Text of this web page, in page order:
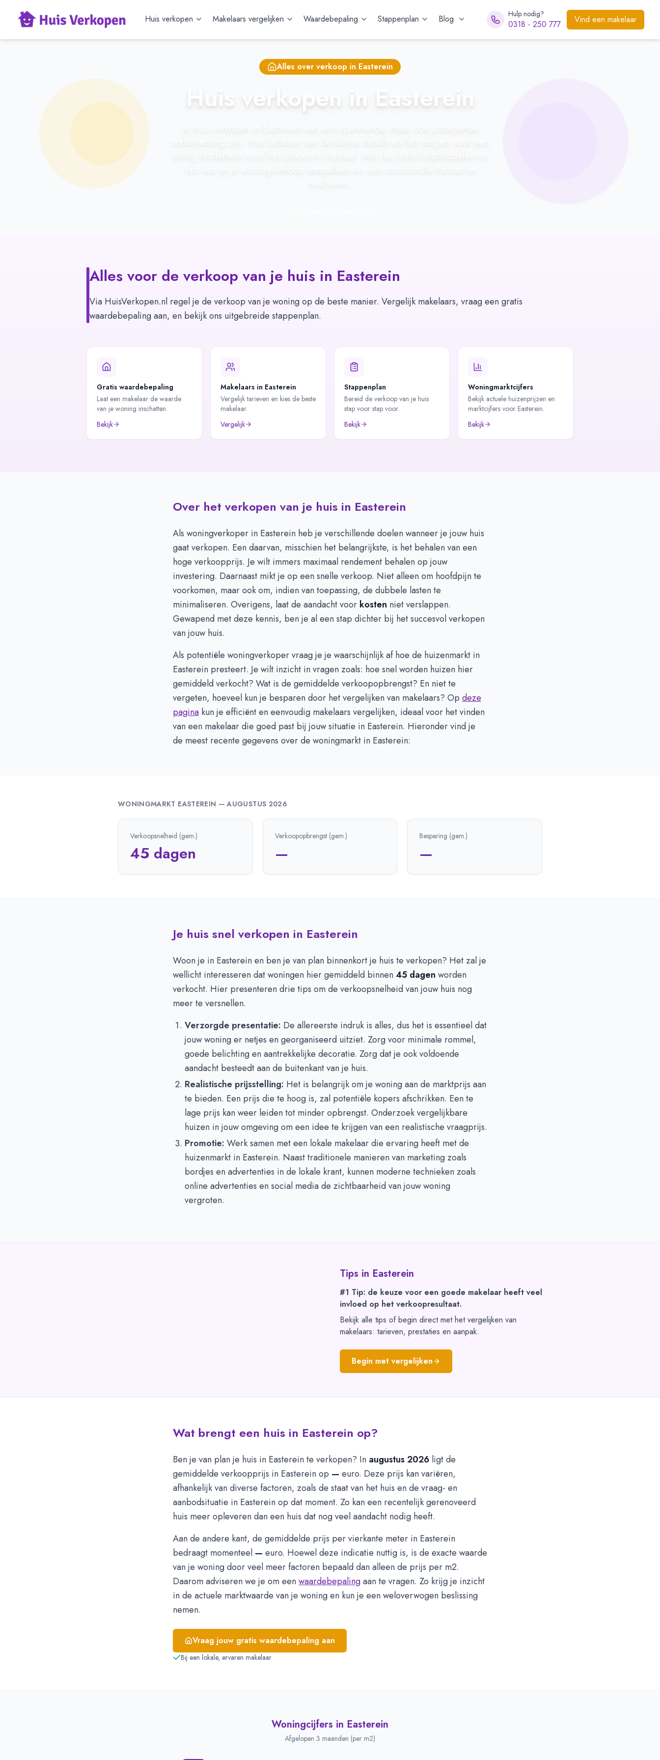
Huis verkopen Makelaars vergelijken Waardebepaling Stappenplan Blog Hulp nodig?
0318 - 250 777 Vind een makelaar
Alles over verkoop in Easterein
Huis verkopen in Easterein
Alles voor de verkoop van je huis in Easterein
Via HuisVerkopen.nl regel je de verkoop van je woning op de beste manier. Vergelijk makelaars, vraag een gratis
waardebepaling aan, en bekijk ons uitgebreide stappenplan.
Gratis waardebepaling
Laat een makelaar de waarde
van je woning inschatten.
Bekijk
Makelaars in Easterein
Vergelijk tarieven en kies de beste
makelaar.
Vergelijk
Stappenplan
Bereid de verkoop van je huis
stap voor stap voor.
Bekijk
Woningmarktcijfers
Bekijk actuele huizenprijzen en
marktcijfers voor Easterein.
Bekijk
Over het verkopen van je huis in Easterein
Als woningverkoper in Easterein heb je verschillende doelen wanneer je jouw huis
gaat verkopen. Een daarvan, misschien het belangrijkste, is het behalen van een
hoge verkoopprijs. Je wilt immers maximaal rendement behalen op jouw
investering. Daarnaast mikt je op een snelle verkoop. Niet alleen om hoofdpijn te
voorkomen, maar ook om, indien van toepassing, de dubbele lasten te
minimaliseren. Overigens, laat de aandacht voor kosten niet verslappen.
Gewapend met deze kennis, ben je al een stap dichter bij het succesvol verkopen
van jouw huis.
Als potentiële woningverkoper vraag je je waarschijnlijk af hoe de huizenmarkt in
Easterein presteert. Je wilt inzicht in vragen zoals: hoe snel worden huizen hier
gemiddeld verkocht? Wat is de gemiddelde verkoopopbrengst? En niet te
vergeten, hoeveel kun je besparen door het vergelijken van makelaars? Op deze
pagina kun je efficiënt en eenvoudig makelaars vergelijken, ideaal voor het vinden
van een makelaar die goed past bij jouw situatie in Easterein. Hieronder vind je
de meest recente gegevens over de woningmarkt in Easterein:
WONINGMARKT EASTEREIN —AUGUSTUS 2026
Verkoopsnelheid (gem.)
45 dagen
Verkoopopbrengst (gem.)
—
Besparing (gem.)
—
Je huis snel verkopen in Easterein
Woon je in Easterein en ben je van plan binnenkort je huis te verkopen? Het zal je
wellicht interesseren dat woningen hier gemiddeld binnen45 dagen worden
verkocht. Hier presenteren drie tips om de verkoopsnelheid van jouw huis nog
meer te versnellen.
Verzorgde presentatie: De allereerste indruk is alles, dus het is essentieel dat
jouw woning er netjes en georganiseerd uitziet. Zorg voor minimale rommel,
goede belichting en aantrekkelijke decoratie. Zorg dat je ook voldoende
aandacht besteedt aan de buitenkant van je huis.
Realistische prijsstelling: Het is belangrijk om je woning aan de marktprijs aan
te bieden. Een prijs die te hoog is, zal potentiële kopers afschrikken. Een te
lage prijs kan weer leiden tot minder opbrengst. Onderzoek vergelijkbare
huizen in jouw omgeving om een idee te krijgen van een realistische vraagprijs.
Promotie: Werk samen met een lokale makelaar die ervaring heeft met de
huizenmarkt in Easterein. Naast traditionele manieren van marketing zoals
bordjes en advertenties in de lokale krant, kunnen moderne technieken zoals
online advertenties en social media de zichtbaarheid van jouw woning
vergroten.
Tips in Easterein
#1 Tip: de keuze voor een goede makelaar heeft veel
invloed op het verkoopresultaat.
Bekijk alle tips of begin direct met het vergelijken van
makelaars: tarieven, prestaties en aanpak.
Begin met vergelijken
Wat brengt een huis in Easterein op?
Ben je van plan je huis in Easterein te verkopen? In augustus 2026 ligt de
gemiddelde verkoopprijs in Easterein op — euro. Deze prijs kan variëren,
afhankelijk van diverse factoren, zoals de staat van het huis en de vraag- en
aanbodsituatie in Easterein op dat moment. Zo kan een recentelijk gerenoveerd
huis meer opleveren dan een huis dat nog veel aandacht nodig heeft.
Aan de andere kant, de gemiddelde prijs per vierkante meter in Easterein
bedraagt momenteel — euro. Hoewel deze indicatie nuttig is, is de exacte waarde
van je woning door veel meer factoren bepaald dan alleen de prijs per m2.
Daarom adviseren we je om eenwaardebepalingaan te vragen. Zo krijg je inzicht
in de actuele marktwaarde van je woning en kun je een weloverwogen beslissing
nemen.
Vraag jouw gratis waardebepaling aan
Bij een lokale, ervaren makelaar
Woningcijfers in Easterein
Afgelopen 3 maanden (per m2)